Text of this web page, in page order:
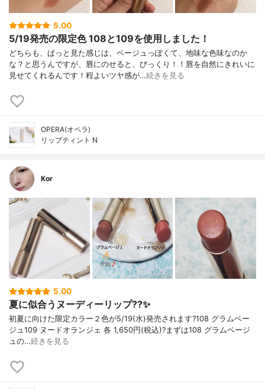
5.00
5/19発売の限定色 108と109を使用しました！
どちらも、ぱっと見た感じは、ベージュっぽくて、地味な色味なのか
な？と思うんですが、唇にのせると、びっくり！！唇を自然にきれいに
見せてくれるんです！程よいツヤ感が…続きを見る
OPERA(オペラ)
リップティント N
Kor
5.00
夏に似合うヌーディーリップ??✨
初夏に向けた限定カラー２色が5/19(水)発売されます?108 グラムベー
ジュ109 ヌードオランジェ 各 1,650円(税込)?まずは108 グラムベージ
ュの…続きを見る